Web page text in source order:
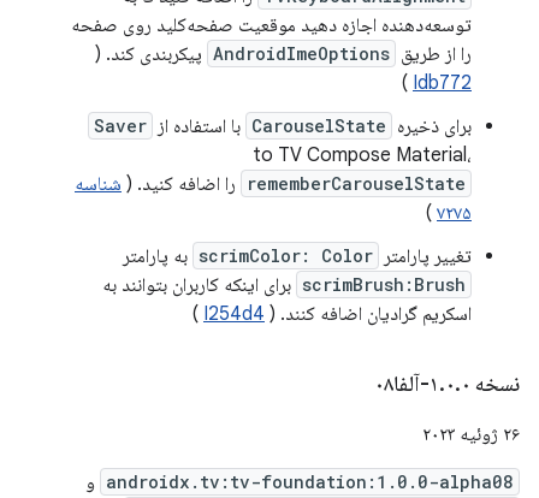
توسعه‌دهنده اجازه دهید موقعیت صفحه‌کلید روی صفحه
را از طریق AndroidImeOptions پیکربندی کند. (
Idb772
)
برای ذخیره CarouselState با استفاده از Saver
to TV Compose Material،
rememberCarouselState را اضافه کنید. ( شناسه
۷۲۷۵ )
تغییر پارامتر
scrimColor: Color به پارامتر
scrimBrush:Brush برای اینکه کاربران بتوانند به
اسکریم گرادیان اضافه کنند. ( I254d4
)
نسخه ۱ .۰.۰-آلفا۰۸
۲۶ ژوئیه ۲۰۲۳
androidx.tv:tv-foundation:1.0.0-alpha08 و